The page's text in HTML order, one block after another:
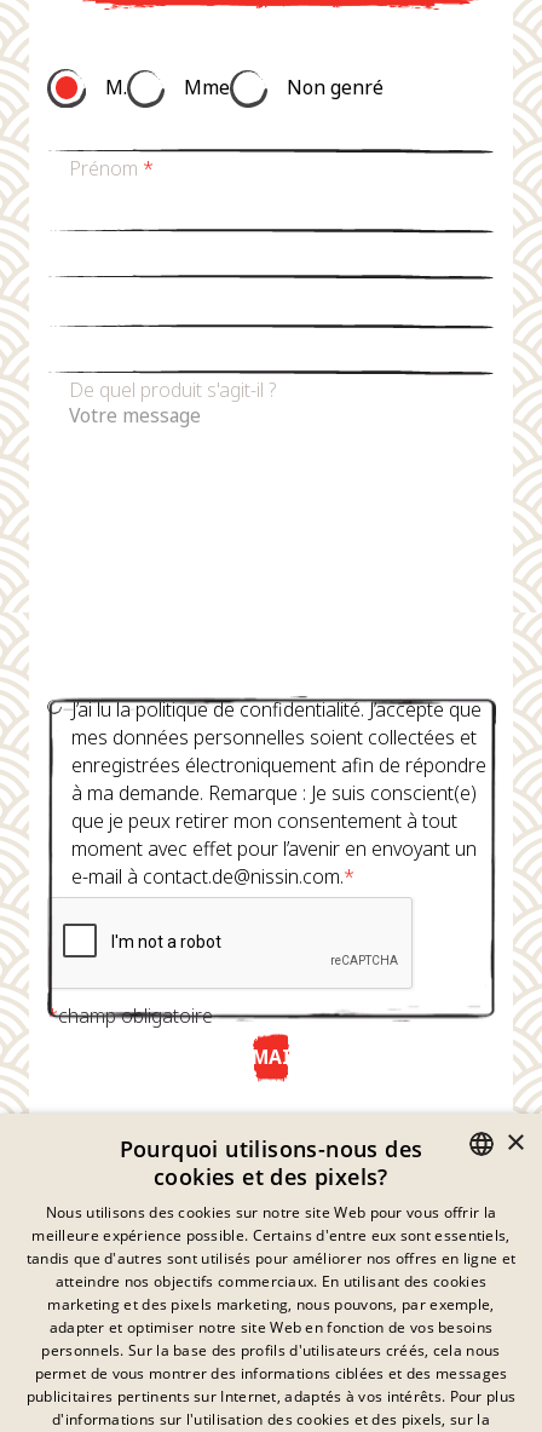
M. Mme Non genré
Prénom *
De quel produit s'agit-il ?
J’ai lu la politique de confidentialité. J’accepte que
mes données personnelles soient collectées et
enregistrées électroniquement afin de répondre
à ma demande. Remarque : Je suis conscient(e)
que je peux retirer mon consentement à tout
moment avec effet pour l’avenir en envoyant un
e-mail à contact.de@nissin.com.*
*champ obligatoire
ENVOYER MAINTENANT
Déclaration De Confidentialité
Empreinte
Mentions Légales
Contact
GERMAN
FRENCH
DANISH
SWEDISH
HUNGARIAN
×
Pourquoi utilisons-nous des
cookies et des pixels?
Nous utilisons des cookies sur notre site Web pour vous offrir la
meilleure expérience possible. Certains d'entre eux sont essentiels,
tandis que d'autres sont utilisés pour améliorer nos offres en ligne et
atteindre nos objectifs commerciaux. En utilisant des cookies
marketing et des pixels marketing, nous pouvons, par exemple,
adapter et optimiser notre site Web en fonction de vos besoins
personnels. Sur la base des profils d'utilisateurs créés, cela nous
permet de vous montrer des informations ciblées et des messages
publicitaires pertinents sur Internet, adaptés à vos intérêts. Pour plus
d'informations sur l'utilisation des cookies et des pixels, sur la